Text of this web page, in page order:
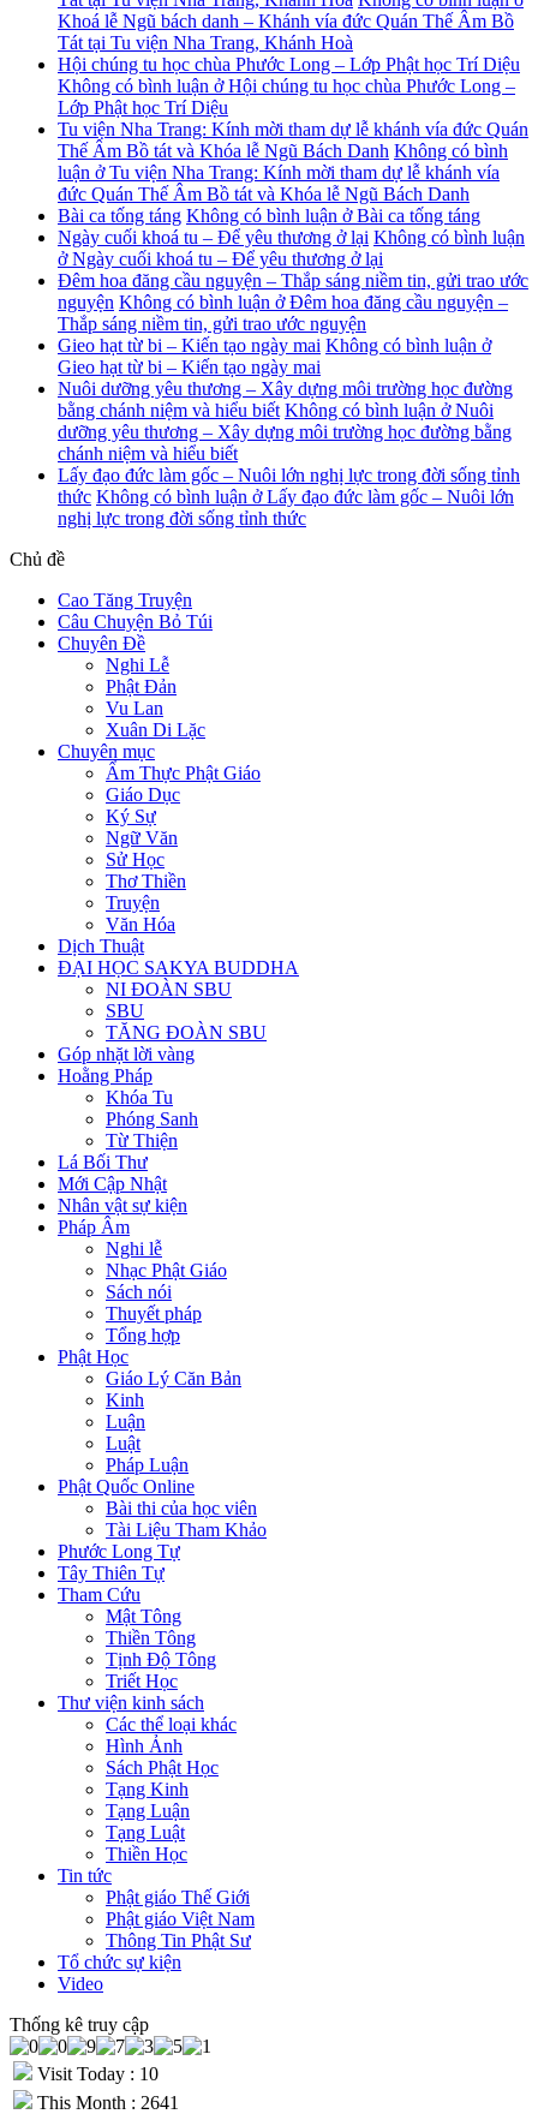
Khoá lễ Ngũ bách danh – Khánh vía đức Quán Thế Âm Bồ
Tát tại Tu viện Nha Trang, Khánh Hoà
Hội chúng tu học chùa Phước Long – Lớp Phật học Trí Diệu
Không có bình luận ở Hội chúng tu học chùa Phước Long –
Lớp Phật học Trí Diệu
Tu viện Nha Trang: Kính mời tham dự lễ khánh vía đức Quán
Thế Âm Bồ tát và Khóa lễ Ngũ Bách Danh Không có bình
luận ở Tu viện Nha Trang: Kính mời tham dự lễ khánh vía
đức Quán Thế Âm Bồ tát và Khóa lễ Ngũ Bách Danh
Bài ca tống táng Không có bình luận ở Bài ca tống táng
Ngày cuối khoá tu – Để yêu thương ở lại Không có bình luận
ở Ngày cuối khoá tu – Để yêu thương ở lại
Đêm hoa đăng cầu nguyện – Thắp sáng niềm tin, gửi trao ước
nguyện Không có bình luận ở Đêm hoa đăng cầu nguyện –
Thắp sáng niềm tin, gửi trao ước nguyện
Gieo hạt từ bi – Kiến tạo ngày mai Không có bình luận ở
Gieo hạt từ bi – Kiến tạo ngày mai
Nuôi dưỡng yêu thương – Xây dựng môi trường học đường
bằng chánh niệm và hiểu biết Không có bình luận ở Nuôi
dưỡng yêu thương – Xây dựng môi trường học đường bằng
chánh niệm và hiểu biết
Lấy đạo đức làm gốc – Nuôi lớn nghị lực trong đời sống tỉnh
thức Không có bình luận ở Lấy đạo đức làm gốc – Nuôi lớn
nghị lực trong đời sống tỉnh thức
Chủ đề
Cao Tăng Truyện
Câu Chuyện Bỏ Túi
Chuyên Đề
Nghi Lễ
Phật Đản
Vu Lan
Xuân Di Lặc
Chuyên mục
Ẩm Thực Phật Giáo
Giáo Dục
Ký Sự
Ngữ Văn
Sử Học
Thơ Thiền
Truyện
Văn Hóa
Dịch Thuật
ĐẠI HỌC SAKYA BUDDHA
NI ĐOÀN SBU
SBU
TĂNG ĐOÀN SBU
Góp nhặt lời vàng
Hoằng Pháp
Khóa Tu
Phóng Sanh
Từ Thiện
Lá Bối Thư
Mới Cập Nhật
Nhân vật sự kiện
Pháp Âm
Nghi lễ
Nhạc Phật Giáo
Sách nói
Thuyết pháp
Tổng hợp
Phật Học
Giáo Lý Căn Bản
Kinh
Luận
Luật
Pháp Luận
Phật Quốc Online
Bài thi của học viên
Tài Liệu Tham Khảo
Phước Long Tự
Tây Thiên Tự
Tham Cứu
Mật Tông
Thiền Tông
Tịnh Độ Tông
Triết Học
Thư viện kinh sách
Các thể loại khác
Hình Ảnh
Sách Phật Học
Tạng Kinh
Tạng Luận
Tạng Luật
Thiền Học
Tin tức
Phật giáo Thế Giới
Phật giáo Việt Nam
Thông Tin Phật Sư
Tổ chức sự kiện
Video
Thống kê truy cập
Visit Today : 10
This Month : 2641